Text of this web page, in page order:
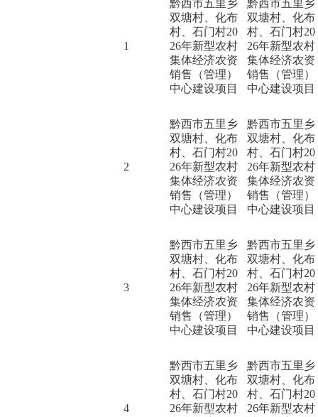
1
黔西市五里乡
双塘村、化布
村、石门村20
26年新型农村
集体经济农资
销售（管理）
中心建设项目
黔西市五里乡
双塘村、化布
村、石门村20
26年新型农村
集体经济农资
销售（管理）
中心建设项目
2
黔西市五里乡
双塘村、化布
村、石门村20
26年新型农村
集体经济农资
销售（管理）
中心建设项目
黔西市五里乡
双塘村、化布
村、石门村20
26年新型农村
集体经济农资
销售（管理）
中心建设项目
3
黔西市五里乡
双塘村、化布
村、石门村20
26年新型农村
集体经济农资
销售（管理）
中心建设项目
黔西市五里乡
双塘村、化布
村、石门村20
26年新型农村
集体经济农资
销售（管理）
中心建设项目
4
黔西市五里乡
双塘村、化布
村、石门村20
26年新型农村
黔西市五里乡
双塘村、化布
村、石门村20
26年新型农村